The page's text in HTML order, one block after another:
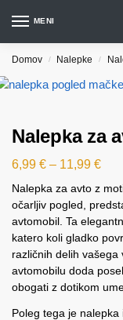
MENI
Domov / Nalepke /
Nalepka za
6,99 € – 11,99 €
Nalepka za avto z
očarljiv pogled,
avtomobil. Ta
katero koli gladko
različnih delih
avtomobilu doda
obogati z dotikom
Poleg tega je